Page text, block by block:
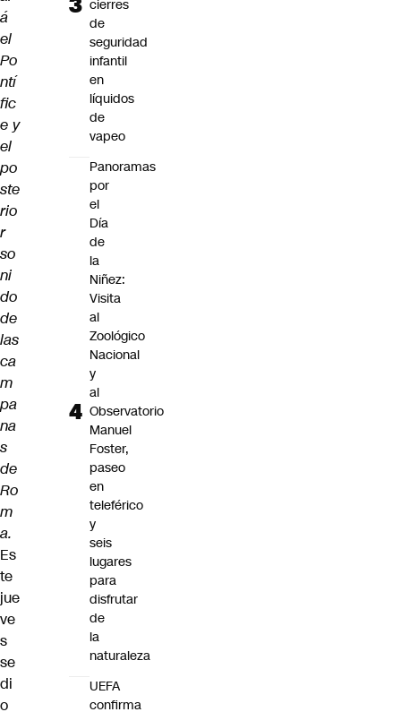
á
el
Po
ntí
fic
e y
el
po
ste
rio
r
so
ni
do
de
las
ca
m
pa
na
s
de
Ro
m
a.
Es
te
jue
ve
s
se
di
o
cierres
de
seguridad
infantil
en
líquidos
de
vapeo
Panoramas
por
el
Día
de
la
Niñez:
Visita
al
Zoológico
Nacional
y
al
Observatorio
Manuel
Foster,
paseo
en
teleférico
y
seis
lugares
para
disfrutar
de
la
naturaleza
UEFA
confirma